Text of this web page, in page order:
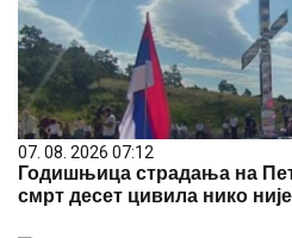
07. 08. 2026 07:12
Годишњица страдања на
смрт десет цивила нико